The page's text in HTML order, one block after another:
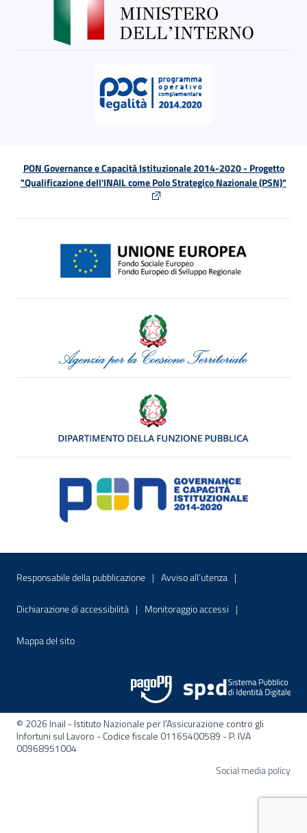
PON Governance e Capacità Istituzionale 2014-2020 - Progetto
"Qualificazione dell'INAIL come Polo Strategico Nazionale (PSN)"
Menu di servizio
Responsabile della pubblicazione Sito interno - Apre in una nuova
Avviso all’utenza Sito interno -
Dichiarazione di accessibilità Sito interno - Apre in una nuova finestra
Monitoraggio accessi Sito interno -
Mappa del sitoSito interno - Apre nella stessa finestra
© 2026 Inail - Istituto Nazionale per l'Assicurazione contro gli
Infortuni sul Lavoro - Codice fiscale 01165400589 - P. IVA
00968951004
Social media policy